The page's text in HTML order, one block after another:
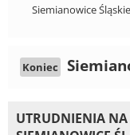
Siemianowice Śląskie
Koniec
UTRUDNIENIA NA